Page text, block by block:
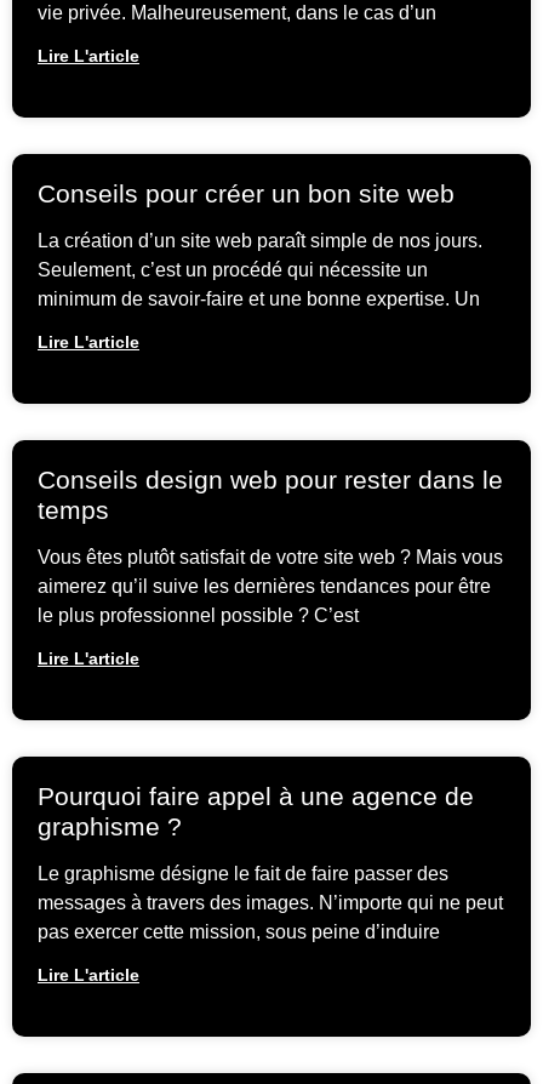
vie privée. Malheureusement, dans le cas d’un
Lire L'article
Conseils pour créer un bon site web
La création d’un site web paraît simple de nos jours.
Seulement, c’est un procédé qui nécessite un
minimum de savoir-faire et une bonne expertise. Un
Lire L'article
Conseils design web pour rester dans le
temps
Vous êtes plutôt satisfait de votre site web ? Mais vous
aimerez qu’il suive les dernières tendances pour être
le plus professionnel possible ? C’est
Lire L'article
Pourquoi faire appel à une agence de
graphisme ?
Le graphisme désigne le fait de faire passer des
messages à travers des images. N’importe qui ne peut
pas exercer cette mission, sous peine d’induire
Lire L'article